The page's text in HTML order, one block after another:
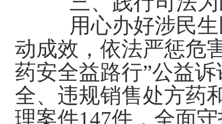
用心办好涉民
动成效 ， 依法严惩危
药安全益路行”公益
全、违规销售处方药
理案件147件，全面